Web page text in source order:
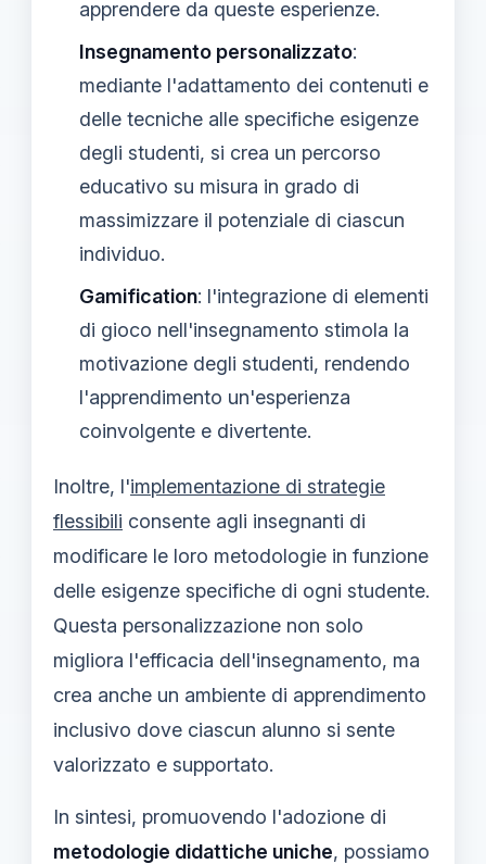
apprendere da queste esperienze.
Insegnamento personalizzato:
mediante l'adattamento dei contenuti e
delle tecniche alle specifiche esigenze
degli studenti, si crea un percorso
educativo su misura in grado di
massimizzare il potenziale di ciascun
individuo.
Gamification: l'integrazione di elementi
di gioco nell'insegnamento stimola la
motivazione degli studenti, rendendo
l'apprendimento un'esperienza
coinvolgente e divertente.
Inoltre, l'implementazione di strategie
flessibili consente agli insegnanti di
modificare le loro metodologie in funzione
delle esigenze specifiche di ogni studente.
Questa personalizzazione non solo
migliora l'efficacia dell'insegnamento, ma
crea anche un ambiente di apprendimento
inclusivo dove ciascun alunno si sente
valorizzato e supportato.
In sintesi, promuovendo l'adozione di
metodologie didattiche uniche, possiamo